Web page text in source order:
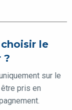
le
?
sur le
pris en